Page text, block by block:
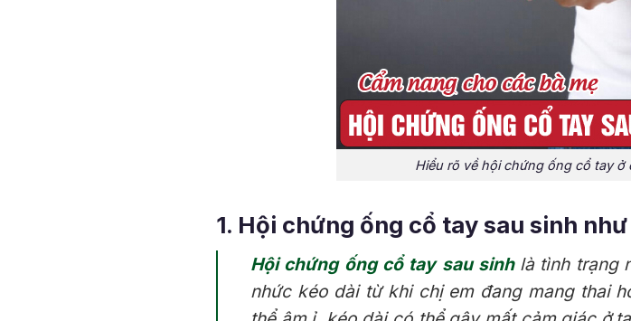
Hiểu rõ về hội chứng ống cổ tay
1. Hội chứng ống cổ tay sau sinh
Hội chứng ống cổ tay sau sinhlà tình trạng
nhức kéo dài từ khi chị em đang mang thai